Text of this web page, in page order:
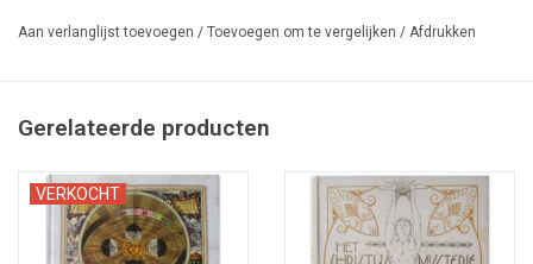
innerlijk leven, deel 6.
van Ruusbroec en Geert Groote. Het boek is gewijd aan het
weg van de beschouwing, de contemplatie. Een weg naar een
zekere ‘staat van eenzaamheid’.
Aan verlanglijst toevoegen / Toevoegen om te vergelijken / Afdrukken
Gerelateerde producten
VERKOCHT